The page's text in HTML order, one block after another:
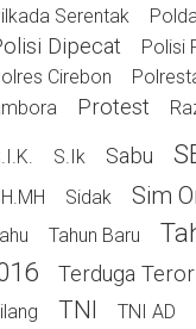
Serentak
Dipecat
Polisi
Cirebon
Protest
S.Ik Sabu
Sidak Sim
Tahun Baru
Terduga
TNI TNI AD